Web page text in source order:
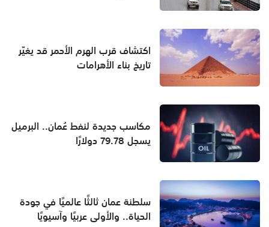
اكتشاف قرب الهرم الأحمر قد يغيّر
تاريخ بناء الأهرامات
مكاسب جديدة لنفط عُمان.. البرميل
يسجل 79.78 دولارًا
سلطنة عمان ثالثًا عالميًا في جودة
الحياة.. والأولى عربيًا وآسيويًا